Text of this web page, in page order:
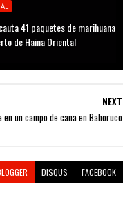
41 paquetes de marihuana
de Haina Oriental
NEXT
un campo de caña en Bahoruco
DISQUS FACEBOOK